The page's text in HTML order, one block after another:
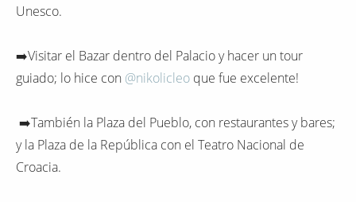
Unesco.
➡️Visitar el Bazar dentro del Palacio y hacer un tour
guiado; lo hice con @nikolicleo que fue excelente!
➡️También la Plaza del Pueblo, con restaurantes y bares;
y la Plaza de la República con el Teatro Nacional de
Croacia.